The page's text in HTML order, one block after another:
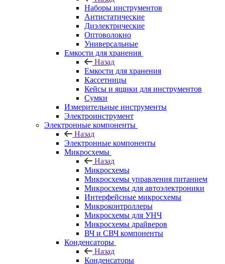
Наборы инструментов
Антистатические
Диэлектрические
Оптоволокно
Универсальные
Емкости для хранения
Назад
Емкости для хранения
Кассетницы
Кейсы и ящики для инструментов
Сумки
Измерительные инструменты
Электроинструмент
Электронные компоненты
Назад
Электронные компоненты
Микросхемы
Назад
Микросхемы
Микросхемы управления питанием
Микросхемы для автоэлектроники
Интерфейсные микросхемы
Микроконтроллеры
Микросхемы для УНЧ
Микросхемы драйверов
ВЧ и СВЧ компоненты
Конденсаторы
Назад
Конденсаторы